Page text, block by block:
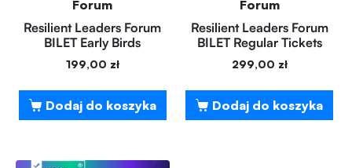
Forum
Resilient Leaders Forum
BILET Early Birds
199,00 zł
Dodaj do koszyka
Forum
Resilient Leaders Forum
BILET Regular Tickets
299,00 zł
Dodaj do koszyka